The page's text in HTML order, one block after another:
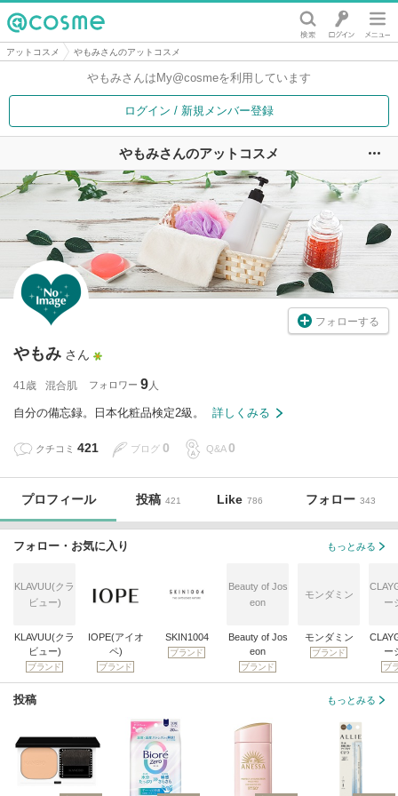
@cosme
アットコスメ やもみさんのアットコスメ
やもみさんは My@cosmeを利用しています
ログイン / 新規メンバー登録
やもみさんのアットコスメ
フォローする
やもみ さん
41歳 混合肌 フォロワー 9
自分の備忘録。日本化粧品検定2級。 詳しくみる
クチコミ 421 ブログ 0 Q&A 0
プロフィール 投稿 421 Like 786 フォロー 343
フォロー・お気に入り もっとみる
KLAVUU(クラ
ビュー)
KLAVUU(クラ
ビュー)
ブランド
IOPE(アイオ
ペ)
ブランド
SKIN1004
ブランド
Beauty of Jos
eon
Beauty of Jos
eon
ブランド
モンダミン
モンダミン
ブランド
ー
ー
ブ
投稿 もっとみる